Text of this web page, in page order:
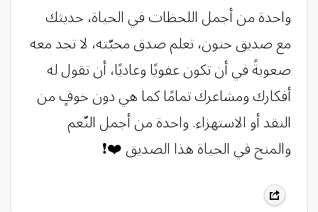
واحدة من أجمل اللحظات في الحياة، حديثك
مع صديق حنون، تعلم صدق محبّته، لا تجد معه
صعوبةً في أن تكون عفويًا وعاديًا، أن تقول له
أفكارك ومشاعرك تمامًا كما هي دون خوفٍ من
النقد أو الاستهزاء. واحدة من أجمل النّعم
والمنح في الحياة هذا الصديق ❤️❗️